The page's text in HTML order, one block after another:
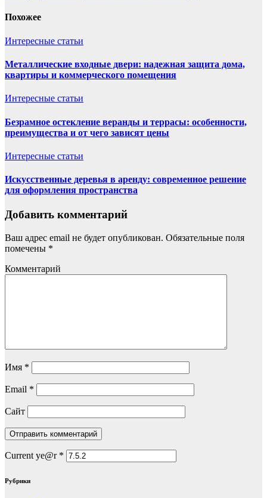
Похожее
Интересные статьи
Металлические входные двери: надежная защита дома,
квартиры и коммерческого помещения
Интересные статьи
Безрамное остекление веранды и террасы: особенности,
преимущества и от чего зависят цены
Интересные статьи
Искусственные деревья в аренду: современное решение
для оформления пространства
Добавить комментарий
Ваш адрес email не будет опубликован. Обязательные поля
помечены *
Комментарий
Имя *
Email *
Сайт
Current ye@r *
Рубрики